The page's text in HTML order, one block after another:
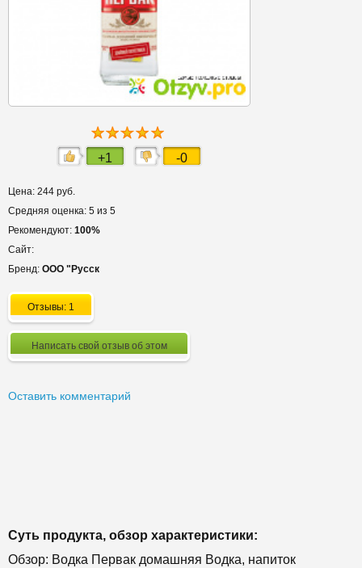
+1 -0
Цена: 244 руб.
Средняя оценка: 5 из 5
Рекомендуют: 100%
Сайт:
Бренд: ООО "Русск
Отзывы: 1
Написать свой отзыв об этом
Оставить комментарий
Суть продукта, обзор характеристики:
Обзор: Водка Первак домашняя Водка, напиток